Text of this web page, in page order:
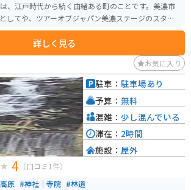
、江戸時代から続く由緒ある町のことです。美濃市
してや、ツアーオブジャパン美濃ステージのスター
ています。
詳しく見る
お気に入り
4 （口コミ1件）
原 #神社｜寺院 #林道
駐車： 駐車場あり
予算： 無料
混雑： 少し混んでいる
滞在： 2時間
施設： 屋外